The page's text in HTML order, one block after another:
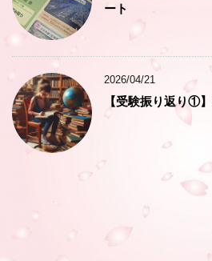
ート
2026/04/21
【受験振り返り①